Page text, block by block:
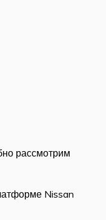
рассмотрим
Nissan